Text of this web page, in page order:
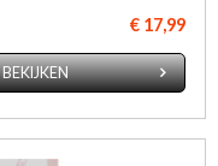
€ 17,99
BEKIJKEN